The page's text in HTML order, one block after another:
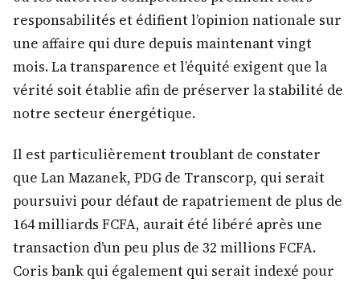
responsabilités et édifient l’opinion nationale sur
une affaire qui dure depuis maintenant vingt
mois. La transparence et l’équité exigent que la
vérité soit établie afin de préserver la stabilité de
notre secteur énergétique.
Il est particulièrement troublant de constater
que Lan Mazanek, PDG de Transcorp, qui serait
poursuivi pour défaut de rapatriement de plus de
164 milliards FCFA, aurait été libéré après une
transaction d’un peu plus de 32 millions FCFA.
Coris bank qui également qui serait indexé pour